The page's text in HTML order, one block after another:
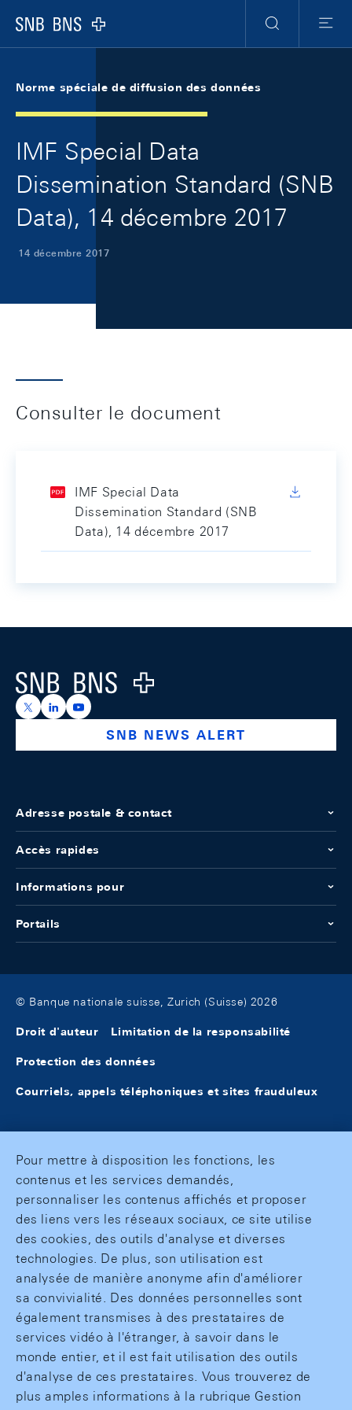
Logo
RechercheMenu
Norme spéciale de diffusion des données
IMF Special Data
Dissemination Standard (SNB
Data), 14 décembre 2017
14 décembre 2017
Consulter le document
IMF Special Data
Dissemination Standard (SNB
Data), 14 décembre 2017
Logo
https://x.com/snb_bns
https://ch.linkedin.com/company/swiss-national-
https://www.youtube.com/@swissnationalbank
SNB NEWS ALERT
Adresse postale & contact
Accès rapides
Informations pour
Portails
© Banque nationale suisse, Zurich (Suisse) 2026
Droit d'auteur Limitation de la responsabilité
Protection des données
Courriels, appels téléphoniques et sites frauduleux
Pour mettre à disposition les fonctions, les
contenus et les services demandés,
personnaliser les contenus affichés et proposer
des liens vers les réseaux sociaux, ce site utilise
des cookies, des outils d'analyse et diverses
technologies. De plus, son utilisation est
analysée de manière anonyme afin d'améliorer
sa convivialité. Des données personnelles sont
également transmises à des prestataires de
services vidéo à l'étranger, à savoir dans le
monde entier, et il est fait utilisation des outils
d'analyse de ces prestataires. Vous trouverez de
plus amples informations à la rubrique Gestion